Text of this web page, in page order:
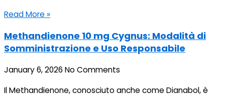
Read More »
Methandienone 10 mg Cygnus: Modalità di
Somministrazione e Uso Responsabile
January 6, 2026 No Comments
Il Methandienone, conosciuto anche come Dianabol, è